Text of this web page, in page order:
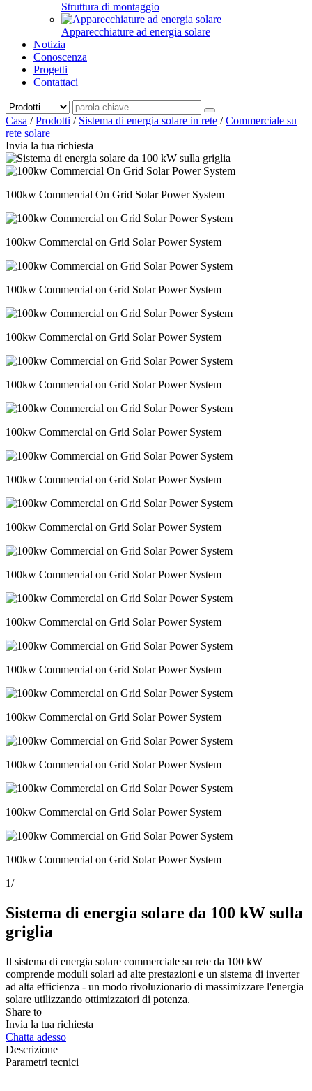
Struttura di montaggio
Apparecchiature ad energia solare
Notizia
Conoscenza
Progetti
Contattaci
Casa /Prodotti / Sistema di energia solare in rete /Commerciale su
rete solare
Invia la tua richiesta
100kw Commercial On Grid Solar Power System
100kw Commercial on Grid Solar Power System
100kw Commercial on Grid Solar Power System
100kw Commercial on Grid Solar Power System
100kw Commercial on Grid Solar Power System
100kw Commercial on Grid Solar Power System
100kw Commercial on Grid Solar Power System
100kw Commercial on Grid Solar Power System
100kw Commercial on Grid Solar Power System
100kw Commercial on Grid Solar Power System
100kw Commercial on Grid Solar Power System
100kw Commercial on Grid Solar Power System
100kw Commercial on Grid Solar Power System
100kw Commercial on Grid Solar Power System
100kw Commercial on Grid Solar Power System
1/
Sistema di energia solare da 100 kW sulla
griglia
Il sistema di energia solare commerciale su rete da 100 kW
comprende moduli solari ad alte prestazioni e un sistema di inverter
ad alta efficienza - un modo rivoluzionario di massimizzare l'energia
solare utilizzando ottimizzatori di potenza.
Share to
Invia la tua richiesta
Chatta adesso
Descrizione
Parametri tecnici